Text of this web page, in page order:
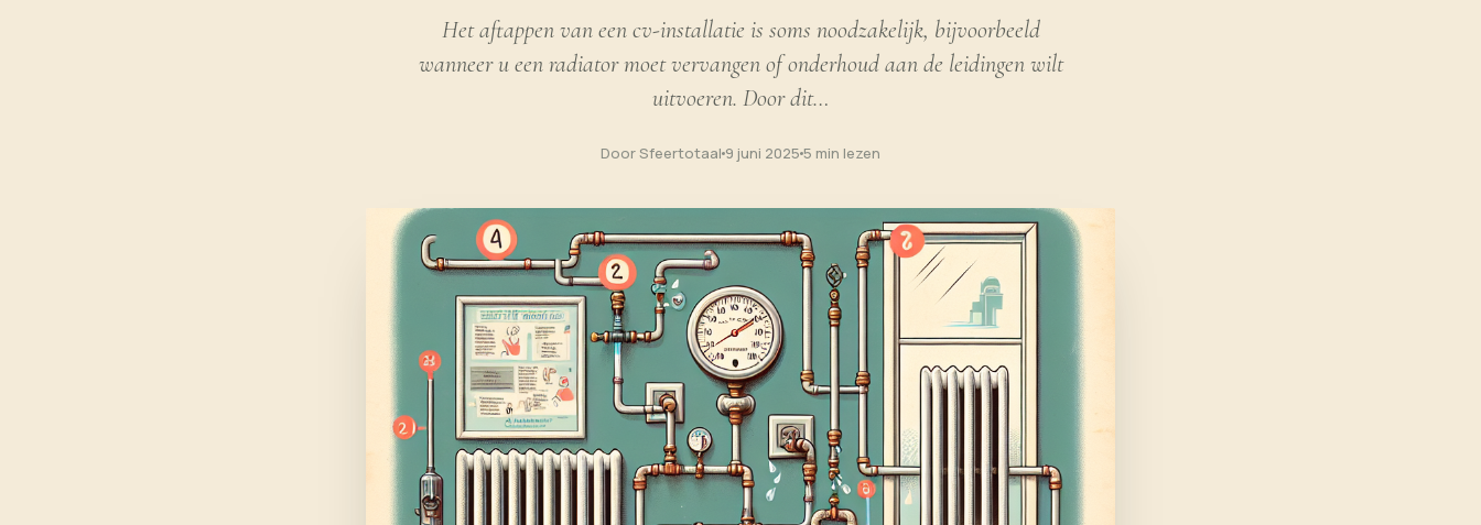
Het aftappen van een cv-installatie is soms noodzakelijk, bijvoorbeeld
wanneer u een radiator moet vervangen of onderhoud aan de leidingen wilt
uitvoeren. Door dit…
Door Sfeertotaal 9 juni 2025 5 min lezen